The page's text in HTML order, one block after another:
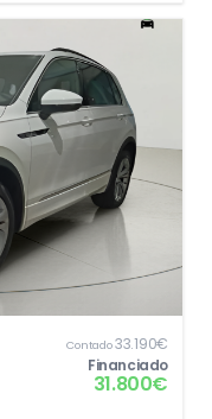
Contado33.190€
Financiado
31.800€